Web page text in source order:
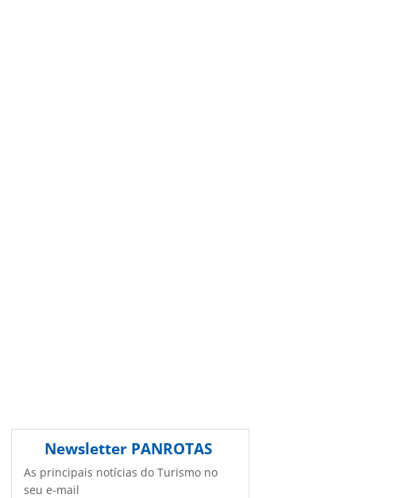
Newsletter PANROTAS
As principais notícias do Turismo no
seu e-mail